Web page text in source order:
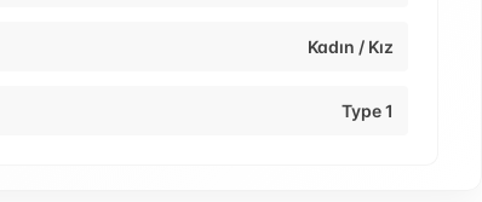
Kadın / Kız
Type 1